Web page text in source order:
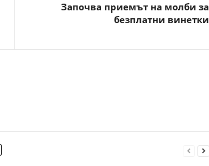
Започва приемът на молби за
безплатни винетки